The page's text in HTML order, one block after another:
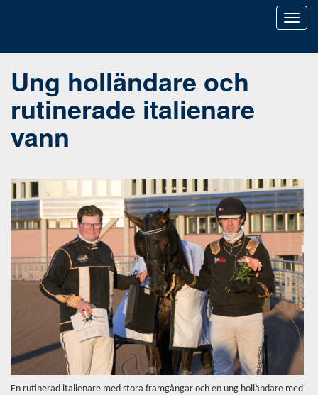
Toggle
Ung holländare och
rutinerade italienare
vann
En rutinerad italienare med stora framgångar och en ung holländare med